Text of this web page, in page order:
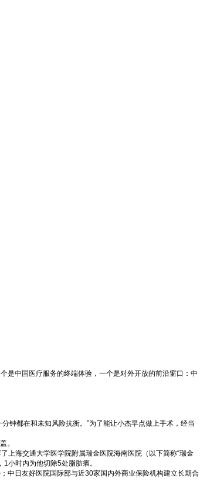
是中国医疗服务的终端体验，一个是对外开放的前沿窗口：中
钟都在和未知风险抗衡。”为了能让小杰早点做上手术，经当
。
上海交通大学医学院附属瑞金医院海南医院（以下简称“瑞金
小时内为他切除5处脂肪瘤。
中日友好医院国际部与近30家国内外商业保险机构建立长期合